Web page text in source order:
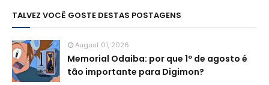
TALVEZ VOCÊ GOSTE DESTAS POSTAGENS
August 01, 2026
Memorial Odaiba: por que 1º de agosto é
tão importante para Digimon?